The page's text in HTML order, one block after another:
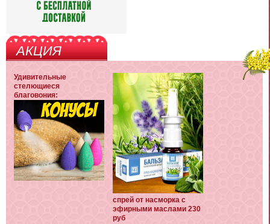
АКЦИЯ
Удивительные
стелющиеся
благовония:
спрей от насморка с
эфирными маслами 230
руб